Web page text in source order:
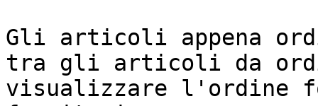
Gli articoli appena
tra gli articoli da
visualizzare l'ordine